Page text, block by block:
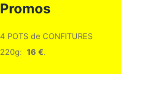
Promos
4 POTS de CONFITURES
220g: 16 €.